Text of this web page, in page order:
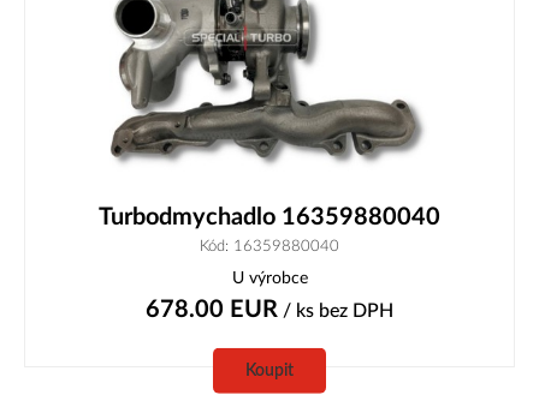
Turbodmychadlo 16359880040
Kód: 16359880040
U výrobce
678.00 EUR / ks bez DPH
Koupit